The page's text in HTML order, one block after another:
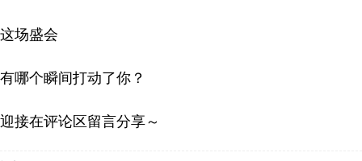
这场盛会
有哪个瞬间打动了你？
迎接在评论区留言分享～